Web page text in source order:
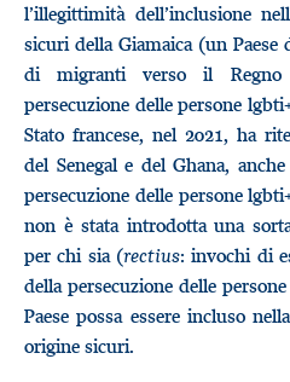
l’illegittimità dell’inclusione
sicuri della Giamaica (un
di migranti verso il
persecuzione delle persone
Stato francese, nel 2021, ha
del Senegal e del Ghana,
persecuzione delle persone
non è stata introdotta una
per chi sia (rectius: invochi di
della persecuzione delle
Paese possa essere incluso
origine sicuri.